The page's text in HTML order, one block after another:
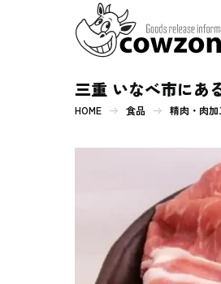
書 籍
三重 いなべ市にあ
HOME 食品 精肉・肉加